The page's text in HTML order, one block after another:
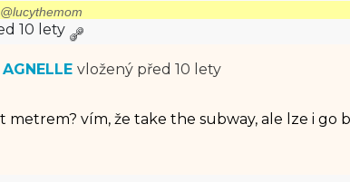
@lucythemom
10 lety
AGNELLE vložený před 10 lety
metrem? vím, že take the subway, ale lze i go